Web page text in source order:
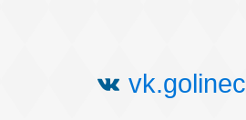
vk.golinec